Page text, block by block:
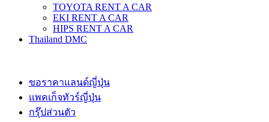
TOYOTA RENT A CAR
EKI RENT A CAR
HIPS RENT A CAR
Thailand DMC
ขอราคาแลนด์ญี่ปุ่น
แพคเก็จทัวร์ญี่ปุ่น
กรุ๊ปส่วนตัว